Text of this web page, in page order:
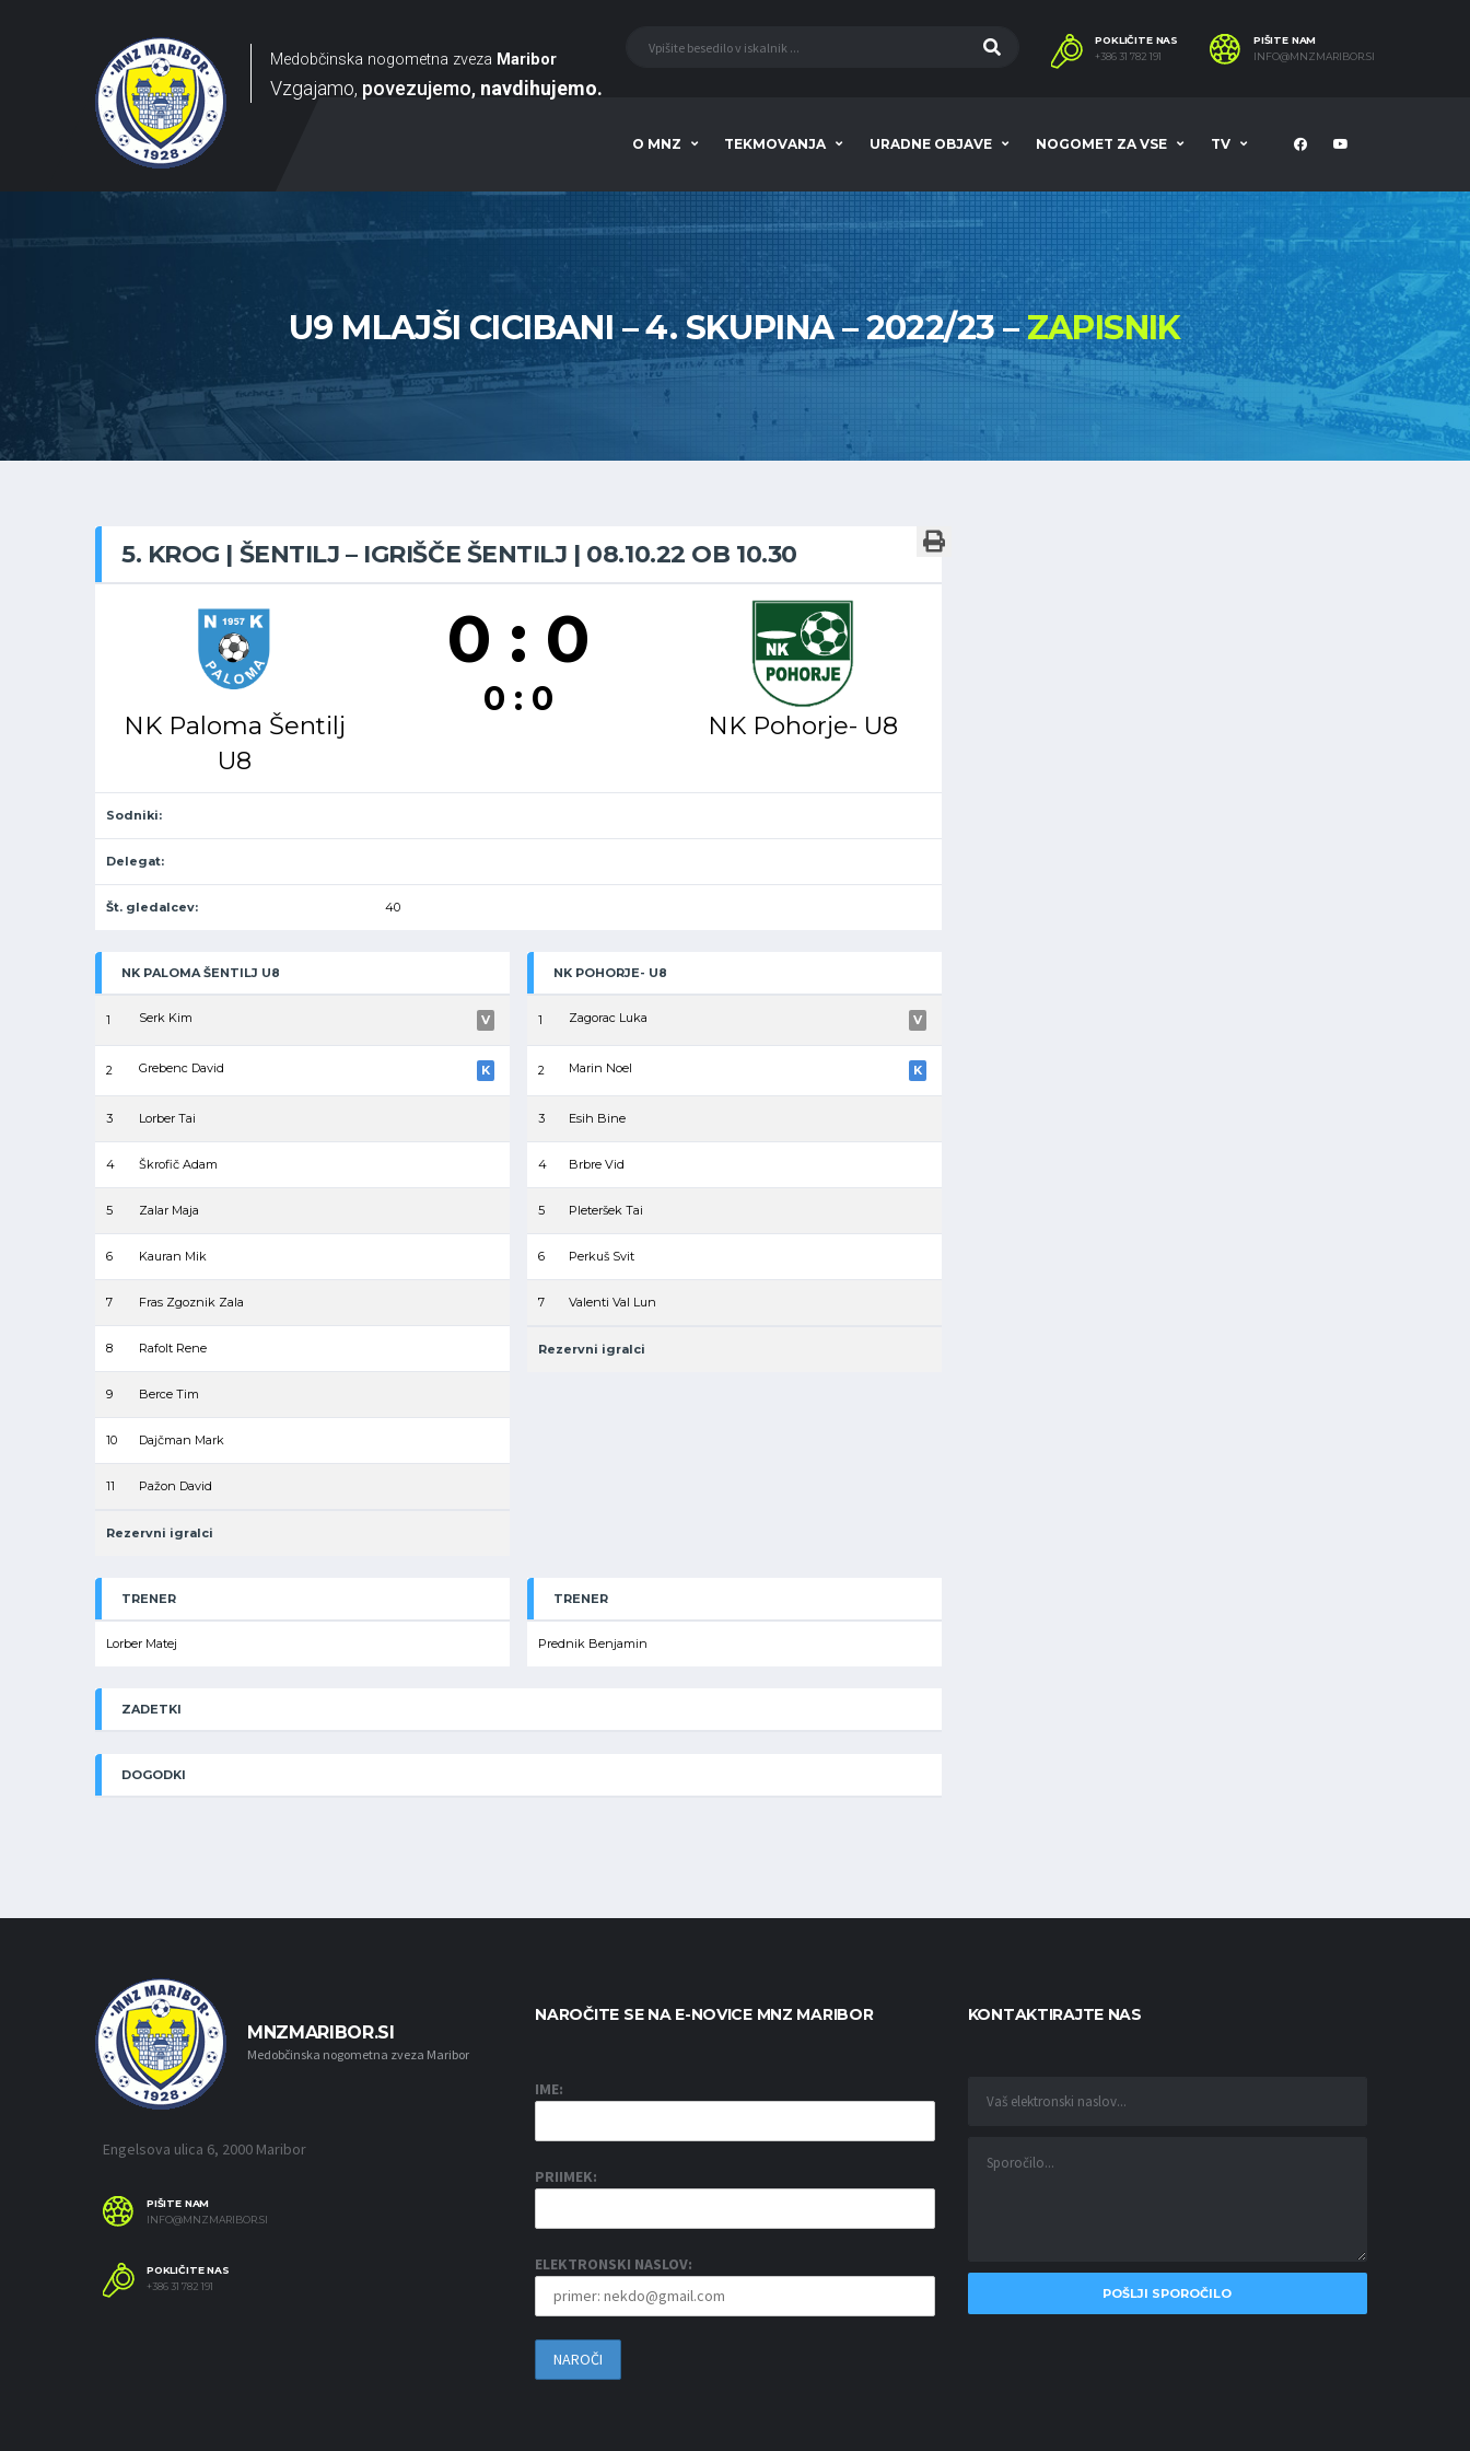
POKLIČITE NAS
+386 31 782 191
PIŠITE NAM
INFO@MNZMARIBOR.SI
Medobčinska nogometna zveza Maribor
Vzgajamo povezujemo navdihujemo
O MNZ TEKMOVANJA URADNE OBJAVE NOGOMET ZA VSE TV
U9 MLAJŠI CICIBANI – 4. SKUPINA – 2022/23 –ZAPISNIK
5. KROG | ŠENTILJ – IGRIŠČE ŠENTILJ | 08.10.22 OB 10.30
NK Paloma Šentilj
U8
0 : 0
0 : 0
NK Pohorje- U8
Sodniki:
Delegat:
Št. gledalcev: 40
NK PALOMA ŠENTILJ U8
1 Serk Kim V
2 Grebenc David K
3 Lorber Tai
4 Škrofič Adam
5 Zalar Maja
6 Kauran Mik
7 Fras Zgoznik Zala
8 Rafolt Rene
9 Berce Tim
10 Dajčman Mark
11 Pažon David
Rezervni igralci
NK POHORJE- U8
1 Zagorac Luka V
2 Marin Noel K
3 Esih Bine
4 Brbre Vid
5 Pleteršek Tai
6 Perkuš Svit
7 Valenti Val Lun
Rezervni igralci
TRENER
Lorber Matej
TRENER
Prednik Benjamin
ZADETKI
DOGODKI
MNZMARIBOR.SI
Medobčinska nogometna zveza Maribor
Engelsova ulica 6, 2000 Maribor
PIŠITE NAM
INFO@MNZMARIBOR.SI
POKLIČITE NAS
+386 31 782 191
NAROČITE SE NA E-NOVICE MNZ MARIBOR
IME:
PRIIMEK:
ELEKTRONSKI NASLOV:
KONTAKTIRAJTE NAS